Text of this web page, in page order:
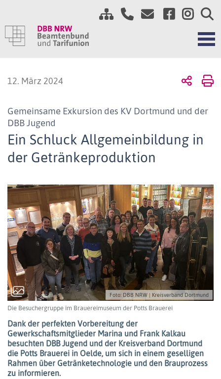
Gemeinsame Exkursion des KV Dortmund und der
DBB Jugend
Ein Schluck Allgemeinbildung in
der Getränkeproduktion
Foto: DBB NRW | Kreisverband Dortmund
Die Besuchergruppe im Brauereimuseum der Potts Brauerei
12. März 2024
Dank der perfekten Vorbereitung der
Gewerkschaftsmitglieder Marina und Frank Kalkau
besuchten DBB Jugend und der Kreisverband Dortmund
die Potts Brauerei in Oelde, um sich in einem geselligen
Rahmen über Getränketechnologie und den Brauprozess
zu informieren.